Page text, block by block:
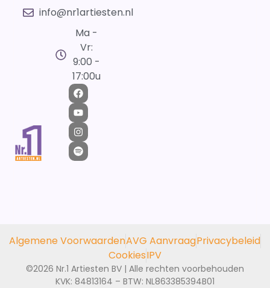
info@nr1artiesten.nl
Ma -
Vr:
9:00 -
17:00u
Algemene VoorwaardenAVG AanvraagPrivacybeleid
CookiesIPV
©2026 Nr.1 Artiesten BV | Alle rechten voorbehouden
KVK: 84813164 – BTW: NL863385394B01